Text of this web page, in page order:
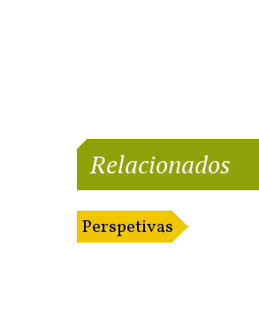
Relacionados
Perspetivas